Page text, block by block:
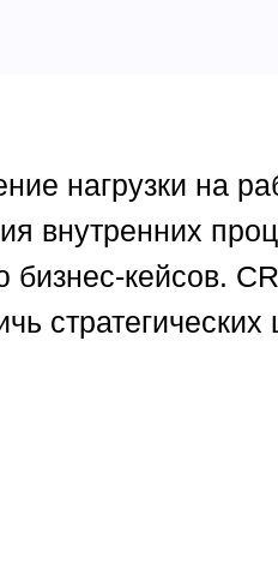
нагрузки на
внутренних
бизнес-кейсов.
стратегических